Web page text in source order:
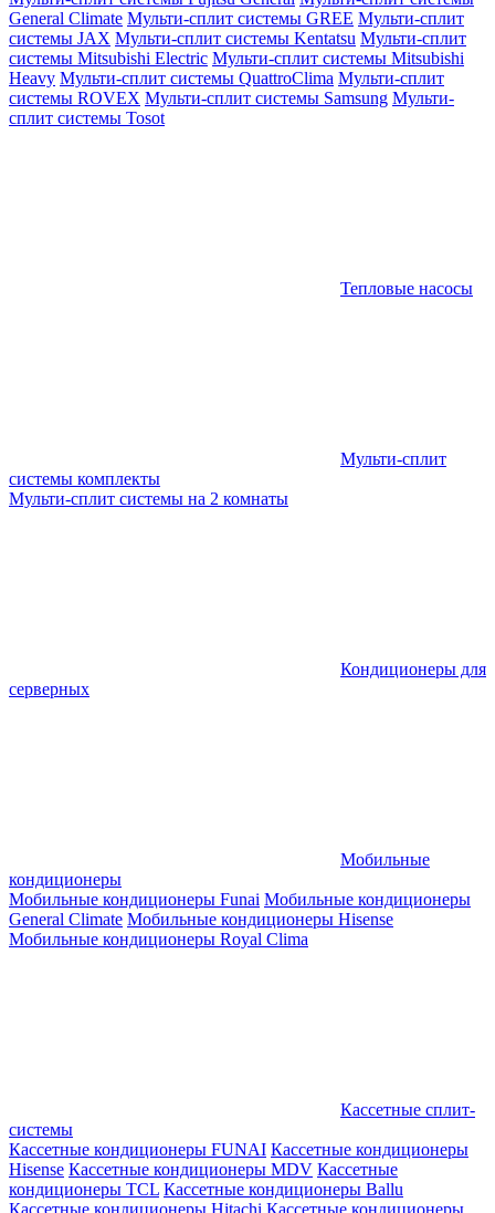
General Climate Мульти-сплит системы GREE Мульти-сплит
системы JAX Мульти-сплит системы Kentatsu Мульти-сплит
системы Mitsubishi Electric Мульти-сплит системы Mitsubishi
Heavy Мульти-сплит системы QuattroClima Мульти-сплит
системы ROVEX Мульти-сплит системы Samsung Мульти-
сплит системы Tosot
Тепловые насосы
Мульти-сплит
системы комплекты
Мульти-сплит системы на 2 комнаты
Кондиционеры для
серверных
Мобильные
кондиционеры
Мобильные кондиционеры Funai Мобильные кондиционеры
General Climate Мобильные кондиционеры Hisense
Мобильные кондиционеры Royal Clima
Кассетные сплит-
системы
Кассетные кондиционеры FUNAI Кассетные кондиционеры
Hisense Кассетные кондиционеры MDV Кассетные
кондиционеры TCL Кассетные кондиционеры Ballu
Кассетные кондиционеры Hitachi Кассетные кондиционеры